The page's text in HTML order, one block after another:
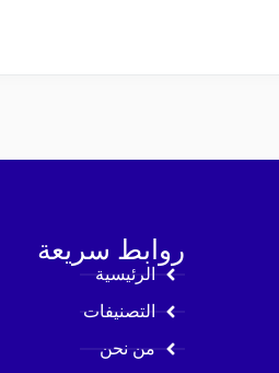
روابط سريعة
الرئيسية
التصنيفات
من نحن